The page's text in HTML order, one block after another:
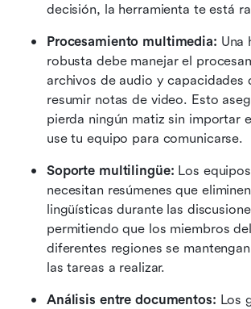
decisión, la herramienta te está
Procesamiento multimedia: Una
robusta debe manejar el
archivos de audio y capacidades
resumir notas de video. Esto
pierda ningún matiz sin importar
use tu equipo para comunicarse.
Soporte multilingüe: Los
necesitan resúmenes que
lingüísticas durante las
permitiendo que los miembros
diferentes regiones se
las tareas a realizar.
Análisis entre documentos: Los